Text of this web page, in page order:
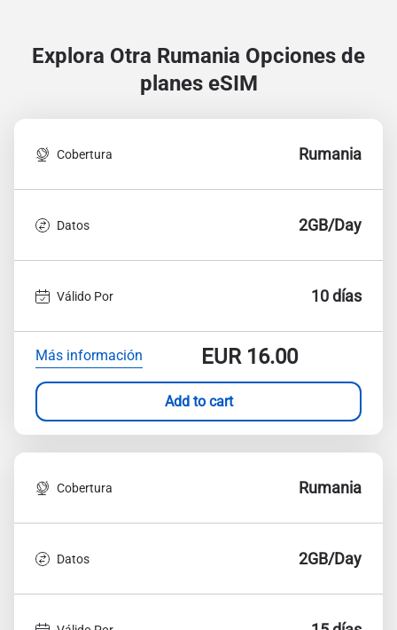
Explora Otra Rumania Opciones de
planes eSIM
Cobertura Rumania
Datos 2GB/Day
Válido Por 10 días
Más información EUR16.00
Add to cart
Cobertura Rumania
Datos 2GB/Day